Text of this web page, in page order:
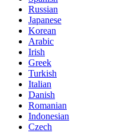
Russian
Japanese
Korean
Arabic
Irish
Greek
Turkish
Italian
Danish
Romanian
Indonesian
Czech